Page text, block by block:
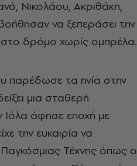
Νικολάου, Ακριθάκη,
να ξεπεράσει την
στο δρόμο χωρίς ομπρέλα.
παρέδωσε τα ηνία στην
μια σταθερή
άφησε εποχή με
την ευκαιρία να
Τέχνης όπως ο